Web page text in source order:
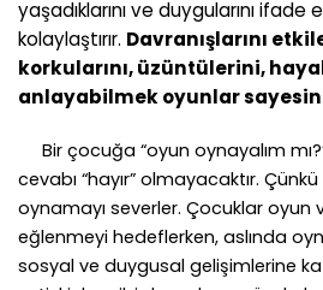
yaşadıklarını ve duygularını ifade
kolaylaştırır. Davranışlarını
korkularını, üzüntülerini, hayal
anlayabilmek oyunlar
Bir çocuğa “oyun oynayalım
cevabı “hayır” olmayacaktır.
oynamayı severler. Çocuklar oyun
eğlenmeyi hedeflerken, aslında
sosyal ve duygusal gelişimlerine